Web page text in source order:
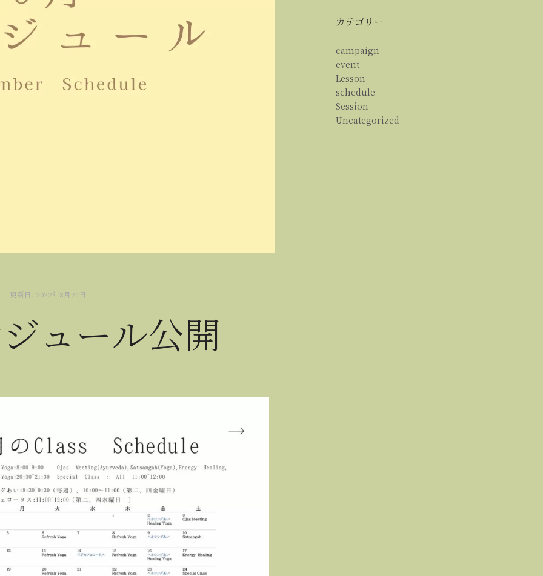
更新日: 2022年8月24日
ュール公開
カテゴリー
campaign
event
Lesson
schedule
Session
Uncategorized